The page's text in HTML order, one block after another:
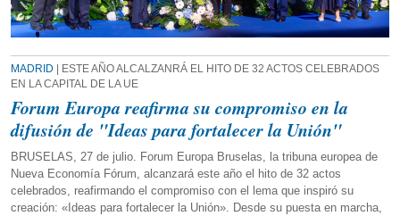
MADRID | ESTE AÑO ALCALZANRÁ EL HITO DE 32 ACTOS CELEBRADOS
EN LA CAPITAL DE LA UE
Forum Europa reafirma su compromiso en la
difusión de "Ideas para fortalecer la Unión"
BRUSELAS, 27 de julio. Forum Europa Bruselas, la tribuna europea de
Nueva Economía Fórum, alcanzará este año el hito de 32 actos
celebrados, reafirmando el compromiso con el lema que inspiró su
creación: «Ideas para fortalecer la Unión». Desde su puesta en marcha,